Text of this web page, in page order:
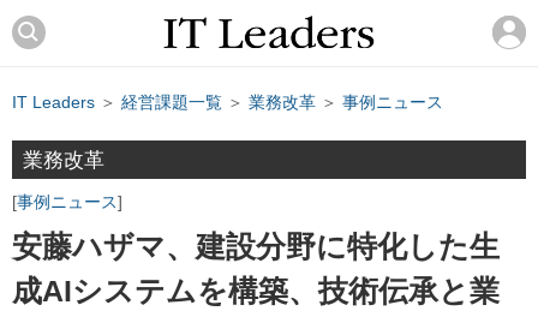
IT Leaders ＞ 経営課題一覧 ＞ 業務改革 ＞ 事例ニュース
業務改革
事例ニュース
安藤ハザマ、建設分野に特化した生
成AIシステムを構築、技術伝承と業